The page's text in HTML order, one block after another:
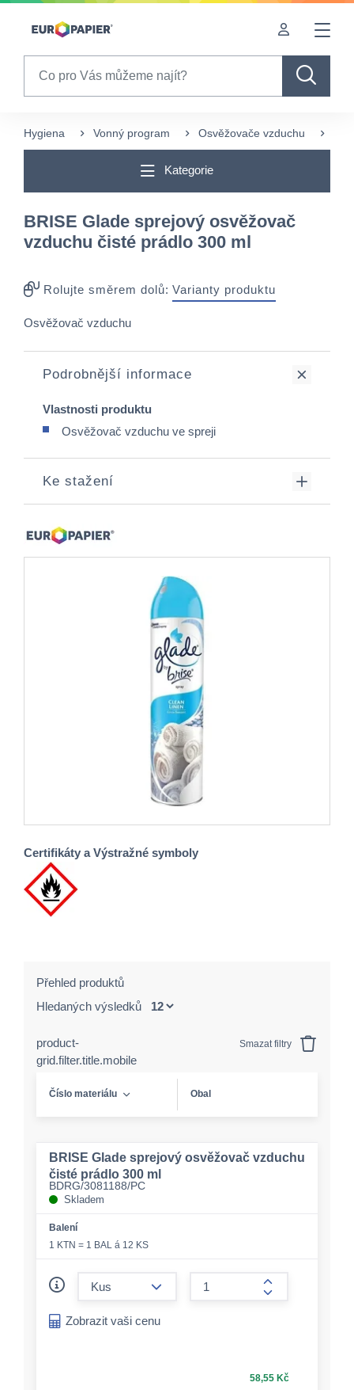
Table Of Content
Hygiena Vonný program Osvěžovače vzduchu
Kategorie
BRISE Glade sprejový osvěžovač
vzduchu čisté prádlo 300 ml
Rolujte směrem dolů: Varianty produktu
Osvěžovač vzduchu
Podrobnější informace
Vlastnosti produktu
Osvěžovač vzduchu ve spreji
Ke stažení
Certifikáty a Výstražné symboly
Přehled produktů
Hledaných výsledků
product-
grid.filter.title.mobile
Smazat filtry
Číslo materiálu Obal
BRISE Glade sprejový osvěžovač vzduchu
čisté prádlo 300 ml
BDRG/3081188/PC
Skladem
Balení
1 KTN = 1 BAL á 12 KS
form.increase-
Zobrazit vaši cenu
58,55 Kč